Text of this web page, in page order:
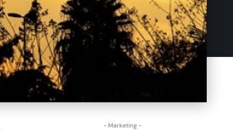
- Marketing -